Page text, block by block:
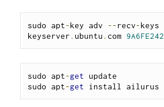
sudo apt-key adv --recv-keys
keyserver . ubuntu .com 9A6FE242
sudo apt-get update
sudo apt-get install ailurus